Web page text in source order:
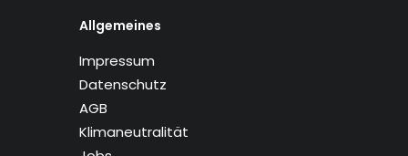
Allgemeines
Impressum
Datenschutz
AGB
Klimaneutralität